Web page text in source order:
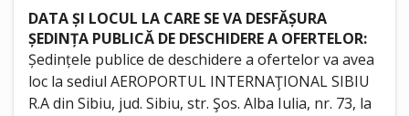
DATA ȘI LOCUL LA CARE SE VA DESFĂȘURA
ȘEDINȚA PUBLICĂ DE DESCHIDERE A OFERTELOR:
Ședințele publice de deschidere a ofertelor va avea
loc la sediul AEROPORTUL INTERNAŢIONAL SIBIU
R.A din Sibiu, jud. Sibiu, str. Şos. Alba Iulia, nr. 73, la